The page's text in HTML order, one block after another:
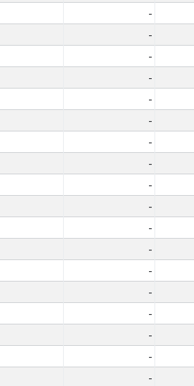
-
-
-
-
-
-
-
-
-
-
-
-
-
-
-
-
-
-